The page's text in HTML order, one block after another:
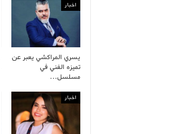
اخبار
يسري المراكشي يعبر عن
تميزه الفني في
مسلسل…
اخبار